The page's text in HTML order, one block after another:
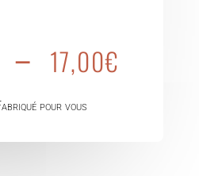
– 17,00€
pour vous